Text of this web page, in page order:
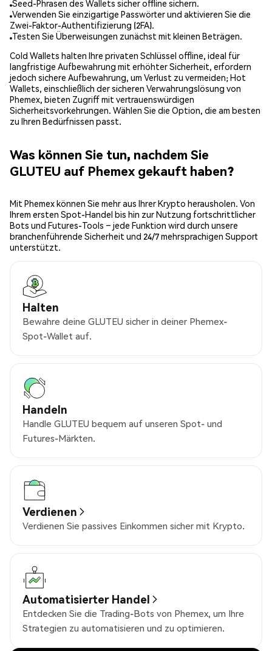
Seed-Phrasen des Wallets sicher offline sichern.
Verwenden Sie einzigartige Passwörter und aktivieren Sie die
Zwei-Faktor-Authentifizierung (2FA).
Testen Sie Überweisungen zunächst mit kleinen Beträgen.
Cold Wallets halten Ihre privaten Schlüssel offline, ideal für
langfristige Aufbewahrung mit erhöhter Sicherheit, erfordern
jedoch sichere Aufbewahrung, um Verlust zu vermeiden; Hot
Wallets, einschließlich der sicheren Verwahrungslösung von
Phemex, bieten Zugriff mit vertrauenswürdigen
Sicherheitsvorkehrungen. Wählen Sie die Option, die am besten
zu Ihren Bedürfnissen passt.
Was können Sie tun, nachdem Sie
GLUTEU auf Phemex gekauft haben?
Mit Phemex können Sie mehr aus Ihrer Krypto herausholen. Von
Ihrem ersten Spot-Handel bis hin zur Nutzung fortschrittlicher
Bots und Futures-Tools – jede Funktion wird durch unsere
branchenführende Sicherheit und 24/7 mehrsprachigen Support
unterstützt.
Halten
Bewahre deine GLUTEU sicher in deiner Phemex-
Spot-Wallet auf.
Handeln
Handle GLUTEU bequem auf unseren Spot- und
Futures-Märkten.
Verdienen
Verdienen Sie passives Einkommen sicher mit Krypto.
Automatisierter Handel
Entdecken Sie die Trading-Bots von Phemex, um Ihre
Strategien zu automatisieren und zu optimieren.